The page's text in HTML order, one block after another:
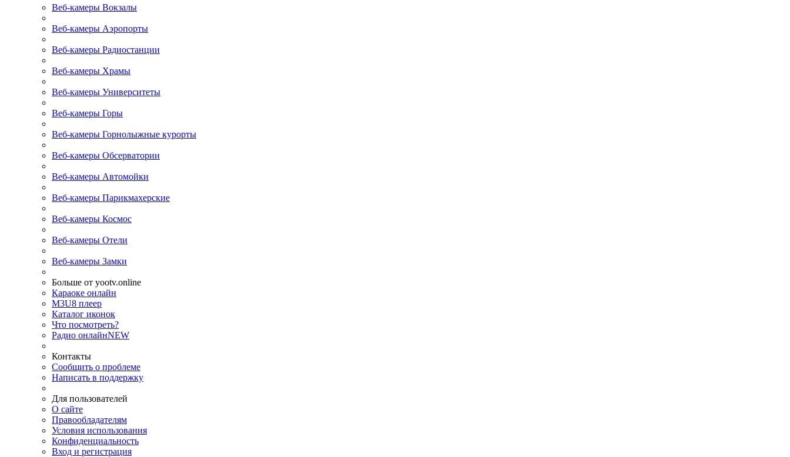
Веб-камеры Вокзалы
Веб-камеры Аэропорты
Веб-камеры Радиостанции
Веб-камеры Храмы
Веб-камеры Университеты
Веб-камеры Горы
Веб-камеры Горнолыжные курорты
Веб-камеры Обсерватории
Веб-камеры Автомойки
Веб-камеры Парикмахерские
Веб-камеры Космос
Веб-камеры Отели
Веб-камеры Замки
Больше от yootv.online
Караоке онлайн
M3U8 плеер
Каталог иконок
Что посмотреть?
Радио онлайнNEW
Контакты
Сообщить о проблеме
Написать в поддержку
Для пользователей
О сайте
Правообладателям
Условия использования
Конфиденциальность
Вход и регистрация